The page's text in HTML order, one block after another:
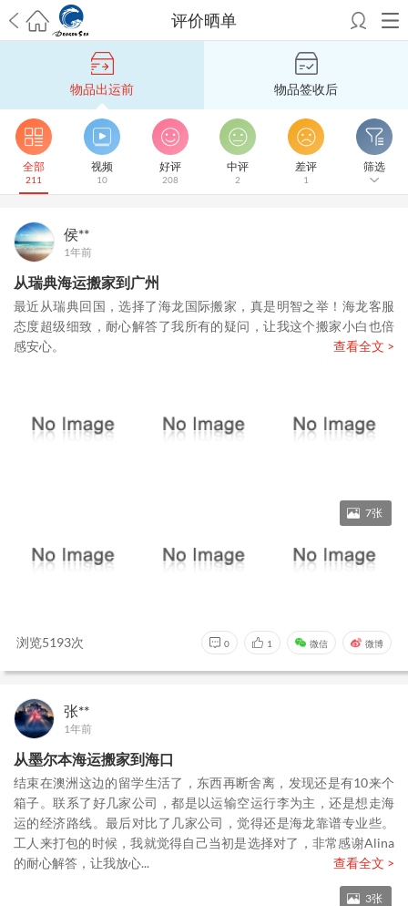
评价晒单
希望邮寄国际包裹顺利，从广州市国际快递邮寄到新西兰哪个公司好？
澳洲海运搬家回广州报关清关要怎么做？注意事项有哪些？
搬家服务到美国，搬家公司有哪些搬家方案？
大连市国际搬家服务到中
国台湾是一种怎样的体验？有人分享搬家经历吗？
从长沙市国际快递邮
寄到韩国有哪些国际快递方式？用哪种好？法国家具国际海运回国的方
法有哪些？具体怎么操作？
国际搬家：家具海运到奥克兰怎么样能省
跨国搬家服务：扬州跨国搬家到加拿大怎么更有保障？
新冠疫情会
输到澳大利亚，移民如何跨国搬家？
家怎么搬省钱？
张家界市托运到美国从厦门市托运到美国
市搬家到英国 从南京市搬家到加拿大 从大连市搬家到英国
从佛山市搬家
到美国从北京市搬家到西班牙 从广州市搬家到比利时
物品出运前 物品签收后
全部
211
视频
10
好评
208
中评
2
差评
1
筛选
侯**
1年前
从瑞典海运搬家到广州
最近从瑞典回国，选择了海龙国际搬家，真是明智之举！海龙客服
态度超级细致，耐心解答了我所有的疑问，让我这个搬家小白也倍
感安心。
查看全文 >
7张
浏览5193次 0 1 微信 微博
张**
1年前
从墨尔本海运搬家到海口
结束在澳洲这边的留学生活了，东西再断舍离，发现还是有10来个
箱子。联系了好几家公司，都是以运输空运行李为主，还是想走海
运的经济路线。最后对比了几家公司，觉得还是海龙靠谱专业些。
工人来打包的时候，我就觉得自己当初是选择对了，非常感谢Alina
的耐心解答，让我放心...
查看全文 >
3张